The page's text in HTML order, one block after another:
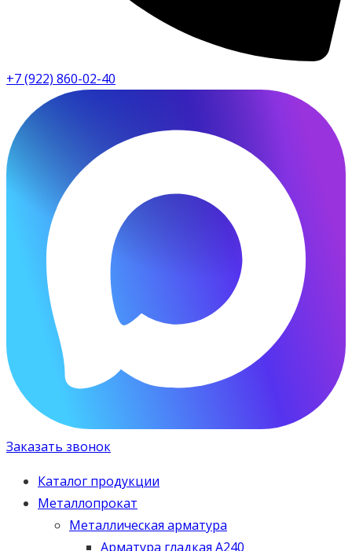
+7 (922) 860-02-40
Заказать звонок
Каталог продукции
Металлопрокат
Металлическая арматура
Арматура гладкая А240